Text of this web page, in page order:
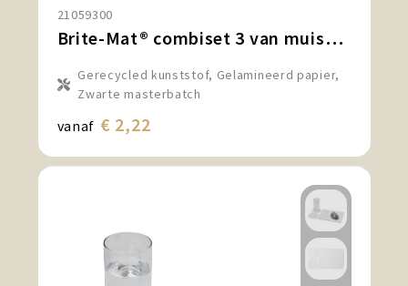
21059300
Brite-Mat® combiset 3 van muismat en onderzetter
Gerecycled kunststof, Gelamineerd papier,
Zwarte masterbatch
vanaf € 2,22